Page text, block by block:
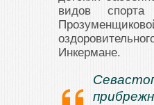
видов
Инкермане.